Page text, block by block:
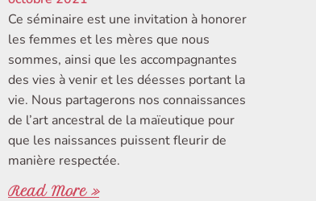
Ce séminaire est une invitation à honorer
les femmes et les mères que nous
sommes, ainsi que les accompagnantes
des vies à venir et les déesses portant la
vie. Nous partagerons nos connaissances
de l’art ancestral de la maïeutique pour
que les naissances puissent fleurir de
manière respectée.
Read More »